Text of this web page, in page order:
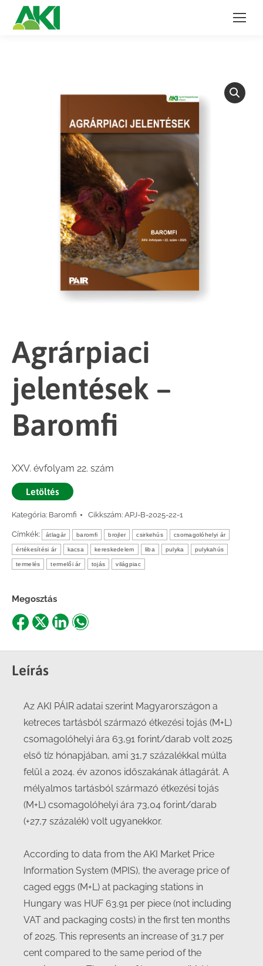
Agrárpiaci
jelentések –
Baromfi
XXV. évfolyam 22. szám
Letöltés
Kategória: Baromfi Cikkszám: APJ-B-2025-22-1
Címkék: átlagár baromfi brojler csirkehús csomagolóhelyi ár
értékesítési ár kacsa kereskedelem liba pulyka pulykahús
termelés termelői ár tojás világpiac
Megosztás
Share
Facebook
Share
X
ShareShare
Leírás
Az AKI PÁIR adatai szerint Magyarországon a
ketreces tartásból származó étkezési tojás (M+L)
csomagolóhelyi ára 63,91 forint/darab volt 2025
első tíz hónapjában, ami 31,7 százalékkal múlta
felül a 2024. év azonos időszakának átlagárát. A
mélyalmos tartásból származó étkezési tojás
(M+L) csomagolóhelyi ára 73,04 forint/darab
(+27,7 százalék) volt ugyanekkor.
According to data from the AKI Market Price
Information System (MPIS), the average price of
caged eggs (M+L) at packaging stations in
Hungary was HUF 63.91 per piece (not including
VAT and packaging costs) in the first ten months
of 2025. This represents an increase of 31.7 per
cent compared to the same period of the